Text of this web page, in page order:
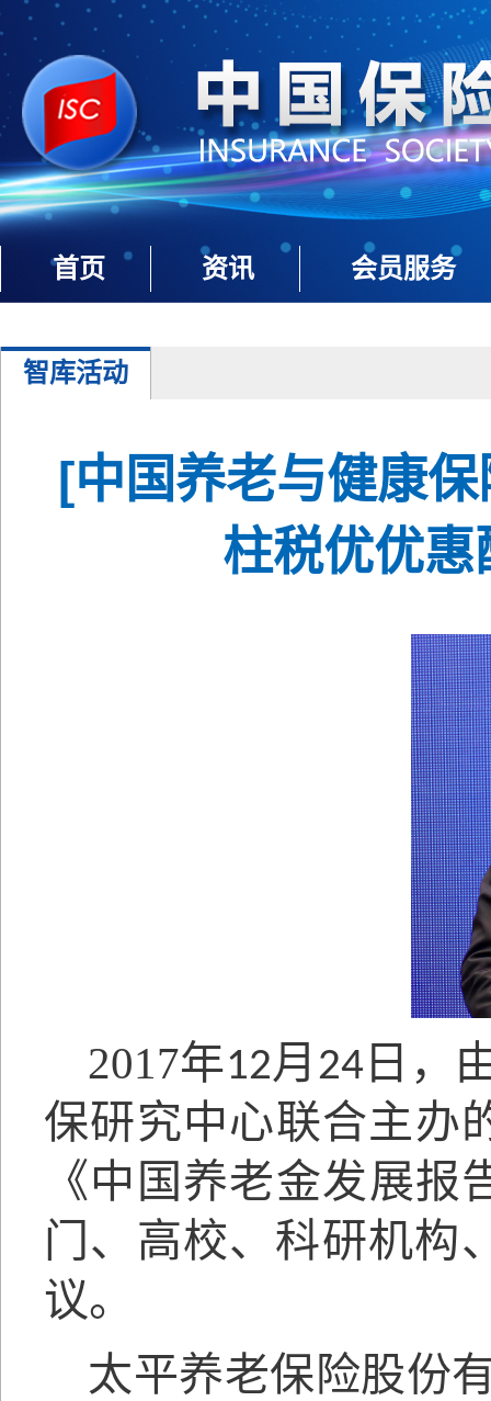
首页 资讯 会员服务
智库活动
[中国养老与健康
柱税优优
2017年12月 24 日，
保研究中心联合主办
《中国养老金发展报
门、高校、科研机构
议。
太平养老保险股份